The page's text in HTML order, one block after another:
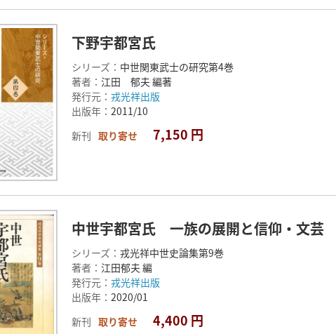
下野宇都宮氏
シリーズ： 中世関東武士の研究第4巻
著者： 江田 郁夫 編著
発行元： 戎光祥出版
出版年： 2011/10
新刊 取り寄せ 7,150 円
中世宇都宮氏 一族の展開と信仰・文芸
シリーズ： 戎光祥中世史論集第9巻
著者： 江田郁夫 編
発行元： 戎光祥出版
出版年： 2020/01
新刊 取り寄せ 4,400 円